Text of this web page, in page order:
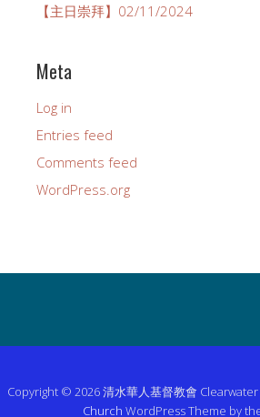
【主日崇拜】02/11/2024
Meta
Log in
Entries feed
Comments feed
WordPress.org
Copyright © 2026 清水華人基督教會
Church WordPress Theme by